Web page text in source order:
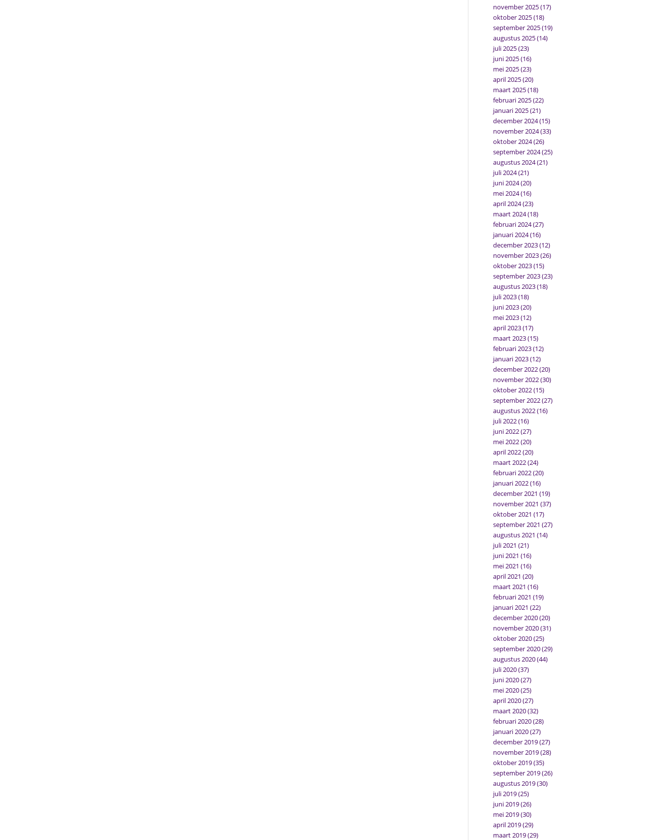
november 2025(17)
oktober 2025(18)
september 2025(19)
augustus 2025(14)
juli 2025(23)
juni 2025(16)
mei 2025(23)
april 2025(20)
maart 2025(18)
februari 2025(22)
januari 2025(21)
december 2024(15)
november 2024(33)
oktober 2024(26)
september 2024(25)
augustus 2024(21)
juli 2024(21)
juni 2024(20)
mei 2024(16)
april 2024(23)
maart 2024(18)
februari 2024(27)
januari 2024(16)
december 2023(12)
november 2023(26)
oktober 2023(15)
september 2023(23)
augustus 2023(18)
juli 2023(18)
juni 2023(20)
mei 2023(12)
april 2023(17)
maart 2023(15)
februari 2023(12)
januari 2023(12)
december 2022(20)
november 2022(30)
oktober 2022(15)
september 2022(27)
augustus 2022(16)
juli 2022(16)
juni 2022(27)
mei 2022(20)
april 2022(20)
maart 2022(24)
februari 2022(20)
januari 2022(16)
december 2021 (19)
november 2021 (37)
oktober 2021 (17)
september 2021 (27)
augustus 2021 (14)
juli 2021 (21)
juni 2021 (16)
mei 2021 (16)
april 2021 (20)
maart 2021 (16)
februari 2021 (19)
januari 2021 (22)
december 2020(20)
november 2020(31)
oktober 2020(25)
september 2020(29)
augustus 2020(44)
juli 2020(37)
juni 2020(27)
mei 2020(25)
april 2020(27)
maart 2020(32)
februari 2020(28)
januari 2020(27)
december 2019(27)
november 2019(28)
oktober 2019(35)
september 2019(26)
augustus 2019(30)
juli 2019(25)
juni 2019(26)
mei 2019(30)
april 2019(29)
maart 2019(29)